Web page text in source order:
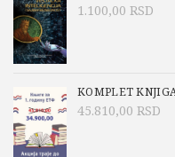
1.100,00 RSD
KOMPLET
45.810,00 RSD